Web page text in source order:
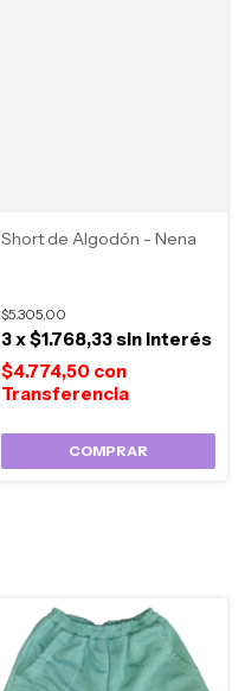
Short de Algodón - Nena
$5.305,00
$4.774,50 con
3x$1.768,33sin interés
COMPRAR